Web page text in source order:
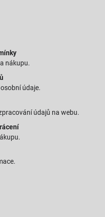
nákupu.
údaje.
údajů na webu.